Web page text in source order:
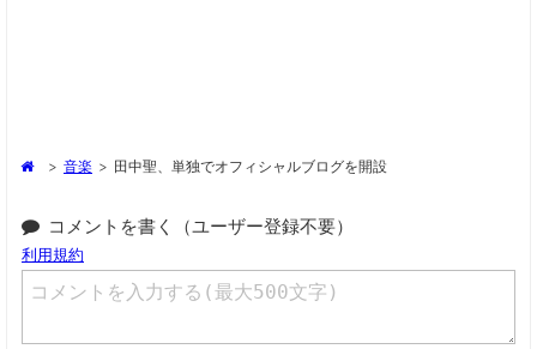
> 音楽 > 田中聖、単独でオフィシャルブログを開設
コメントを書く（ユーザー登録不要）